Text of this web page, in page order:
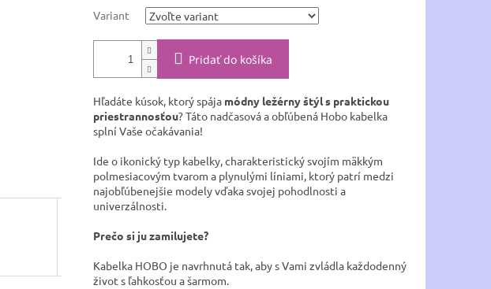
Variant
Pridať do košíka
Hľadáte kúsok, ktorý spája módny ležérny štýl s praktickou
priestrannosťou? Táto nadčasová a obľúbená Hobo kabelka
splní Vaše očakávania!
Ide o ikonický typ kabelky, charakteristický svojím mäkkým
polmesiacovým tvarom a plynulými líniami, ktorý patrí medzi
najobľúbenejšie modely vďaka svojej pohodlnosti a
univerzálnosti. ​
Prečo si ju zamilujete? ​
Kabelka HOBO je navrhnutá tak, aby s Vami zvládla každodenný
život s ľahkosťou a šarmom.